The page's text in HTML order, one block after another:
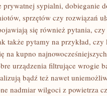
prywatnej sypialni, dobieganie
sprzętów czy rozwiązań
się również pytania,
także pytamy na przykład,
na kupno
urządzenia filtrujące wrogie
bądź też nawet
nadmiar wilgoci z powietrza